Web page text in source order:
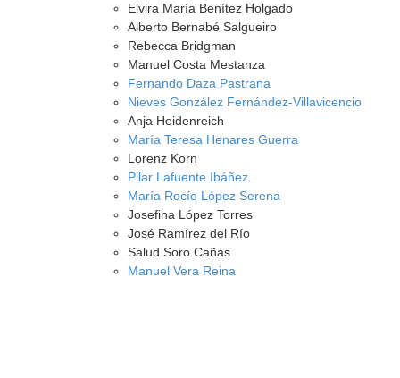
Elvira María Benítez Holgado
Alberto Bernabé Salgueiro
Rebecca Bridgman
Manuel Costa Mestanza
Fernando Daza Pastrana
Nieves González Fernández-Villavicencio
Anja Heidenreich
María Teresa Henares Guerra
Lorenz Korn
Pilar Lafuente Ibáñez
María Rocío López Serena
Josefina López Torres
José Ramírez del Río
Salud Soro Cañas
Manuel Vera Reina